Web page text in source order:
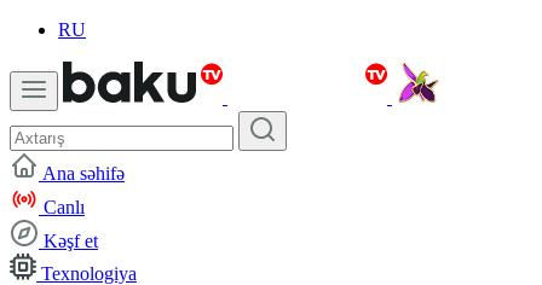
RU
Ana səhifə
Canlı
Kəşf et
Texnologiya